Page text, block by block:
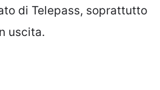
di Telepass, soprattutto
uscita.